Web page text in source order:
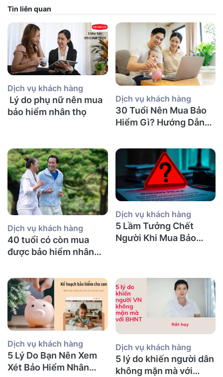
Tin liên quan
Dịch vụ khách hàng
Lý do phụ nữ nên mua
bảo hiểm nhân thọ
Dịch vụ khách hàng
30 Tuổi Nên Mua Bảo
Hiểm Gì? Hướng Dẫn
Dịch vụ khách hàng
40 tuổi có còn mua
được bảo hiểm nhân
bảo hiểm gì?
Dịch vụ khách hàng
5 Lầm Tưởng Chết
Người Khi Mua Bảo
Dịch vụ khách hàng
5 Lý Do Bạn Nên Xem
Xét Bảo Hiểm Nhân
Dịch vụ khách hàng
5 lý do khiến người dân
không mặn mà với